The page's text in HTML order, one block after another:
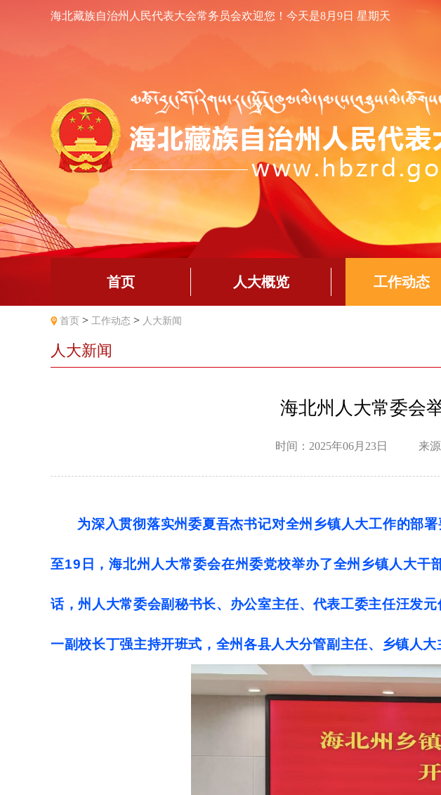
海北藏族自治州人民代表大会常务员会欢迎您！ 今天是8月9日 星期天
首页 人大概览 工作动态
首页 > 工作动态 > 人大新闻
人大新闻
海北州人大常委会
时间：2025年06月23日 来源
为深入贯彻落实州委夏吾杰书记对全州乡镇人大工作的部
至19日，海北州人大常委会在州委党校举办了全州乡镇人大
话，州人大常委会副秘书长、办公室主任、代表工委主任汪发
一副校长丁强主持开班式，全州各县人大分管副主任、乡镇人大